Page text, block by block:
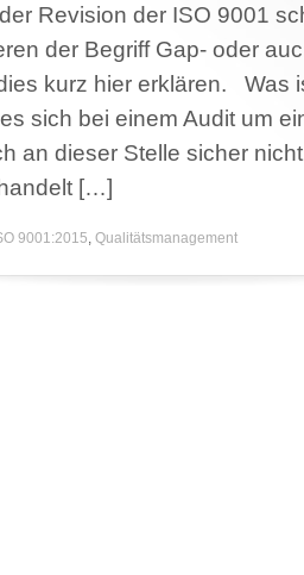
Revision der ISO 9001
der Begriff Gap- oder
kurz hier erklären. Was
sich bei einem Audit um
an dieser Stelle sicher
[…]
9001:2015, Qualitätsmanagement